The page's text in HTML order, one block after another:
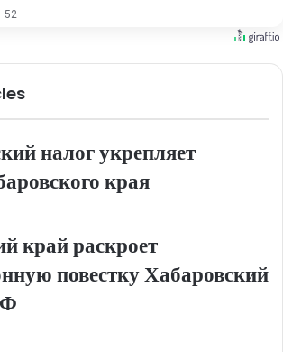
52
налог укрепляет
края
край раскроет
повестку Хабаровский